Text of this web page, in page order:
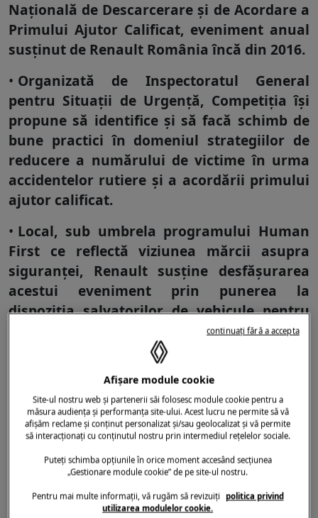
Națională de Descarcerare și de Acordare a
Primului Ajutor Calificat, eveniment anual
susținut de Renault România încă din 2016.
Organizată de Inspectoratul General
pentru Situații de Urgență, Competiția își
propune să identifice și să facă schimb de
bune practici în domeniul strategiilor de
reducere a numărului de victime în urma
accidentelor rutiere și a acordării primului
ajutor calificat.
Local, sub umbrela programului Human
First ce reflectă viziunea mărcii asupra
siguranței, Renault susține desfășurarea
acestui eveniment prin punerea la
dispoziția salvatorilor de vehicule pentru
exersarea manevrelor de intervenție.
În cei 10 ani de parteneriat, Renault a
furnizat peste 500 de caroserii pentru
aceste exerciții de descarcerare atât de
importante pentru formarea continuă a
pompierilor. În afară de acest sprijin,
Renault organizează anual sesiuni de
traininguri dedicate salvatorilor români pe
tema intervențiilor de urgență pe vehicule
Afișare module cookie
Site-ul nostru web și partenerii săi folosesc module cookie pentru a
măsura audiența și performanța site-ului. Acest lucru ne permite să vă
afișăm reclame și conținut personalizat și/sau geolocalizat și vă permite
să interacționați cu conținutul nostru prin intermediul rețelelor sociale.
Puteți schimba opțiunile în orice moment accesând secțiunea
„Gestionare module cookie” de pe site-ul nostru.
Pentru mai multe informații, vă rugăm să revizuiți politica privind
utilizarea modulelor cookie.
continuați fără a accepta